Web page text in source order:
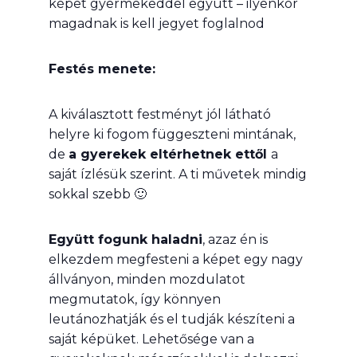
képet gyermekeddel együtt – ilyenkor
magadnak is kell jegyet foglalnod
Festés menete:
A kiválasztott festményt jól látható
helyre ki fogom függeszteni mintának,
de a gyerekek eltérhetnek ettől a
saját ízlésük szerint. A ti művetek mindig
sokkal szebb 🙂
Együtt fogunk haladni, azaz én is
elkezdem megfesteni a képet egy nagy
állványon, minden mozdulatot
megmutatok, így könnyen
leutánozhatják és el tudják készíteni a
saját képüket. Lehetősége van a